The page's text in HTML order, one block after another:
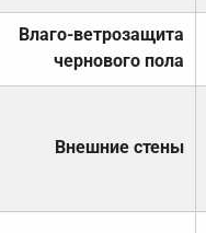
Влаго-ветрозащита
чернового пола
Внешние стены